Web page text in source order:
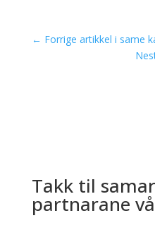
← Forrige artikkel i same
Takk til
partnarane